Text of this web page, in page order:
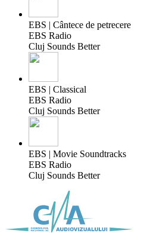
EBS | Cântece de petrecere
EBS Radio
Cluj Sounds Better
EBS | Classical
EBS Radio
Cluj Sounds Better
EBS | Movie Soundtracks
EBS Radio
Cluj Sounds Better